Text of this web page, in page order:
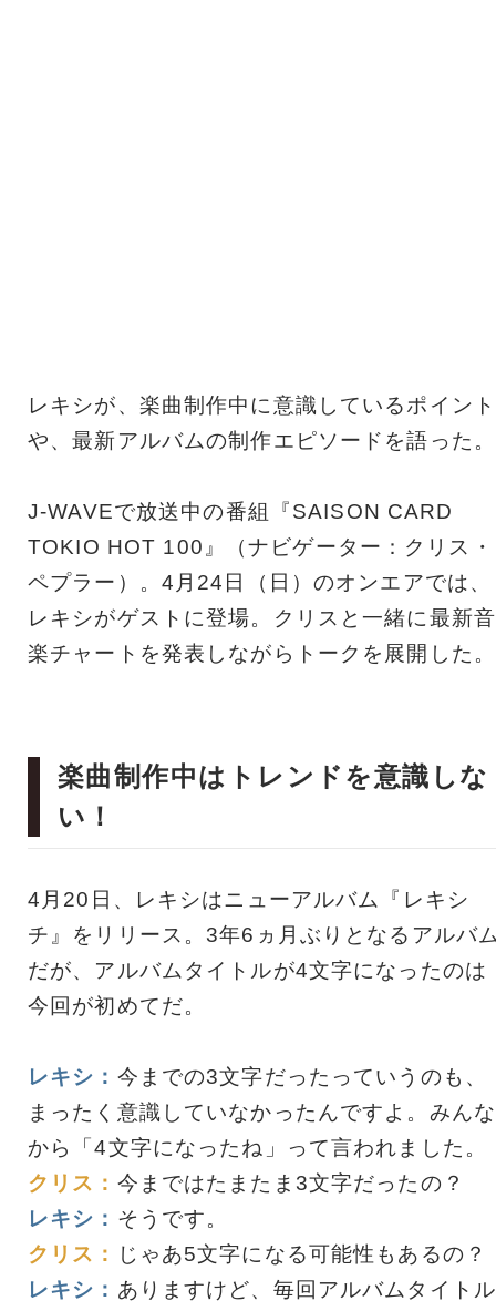
レキシが、楽曲制作中に意識しているポイント
や、最新アルバムの制作エピソードを語った。
J-WAVEで放送中の番組『SAISON CARD
TOKIO HOT 100』（ナビゲーター：クリス・
ペプラー）。4月24日（日）のオンエアでは、
レキシがゲストに登場。クリスと一緒に最新音
楽チャートを発表しながらトークを展開した。
楽曲制作中はトレンドを意識しな
い！
4月20日、レキシはニューアルバム『レキシ
チ』をリリース。3年6ヵ月ぶりとなるアルバ
だが、アルバムタイトルが4文字になったのは
今回が初めてだ。
レキシ： 今までの3文字だったっていうのも、
まったく意識していなかったんですよ。みんな
から「4文字になったね」って言われました。
クリス： 今まではたまたま3文字だったの？
レキシ： そうです。
クリス：
じゃあ5文字になる可能性もあるの？
レキシ： ありますけど、毎回アルバムタイトル